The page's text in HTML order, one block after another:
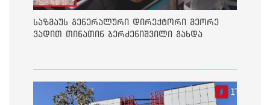
საზმაუს გენერალური დირექტორი მეორე
ვადით თინათინ ბერძენიშვილი გახდა